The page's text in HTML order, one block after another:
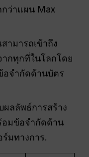
ว่าแผน Max
ามารถเข้าถึง
กทุกที่ในโลกโดย
อจำกัดด้านบัตร
ผลลัพธ์การสร้าง
มข้อจำกัดด้าน
มทางการ.